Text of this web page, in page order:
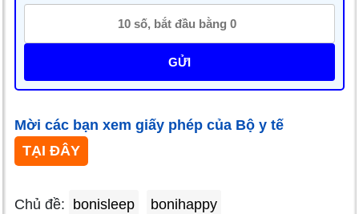
GỬI
Mời các bạn xem giấy phép của Bộ y tế
TẠI ĐÂY
Chủ đề: bonisleep bonihappy